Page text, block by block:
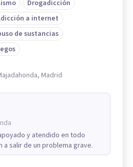
Drogadicción
a internet
de sustancias
Madrid
y atendido en todo
a salir de un problema grave.